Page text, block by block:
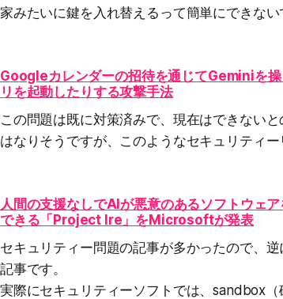
家みたいに鍵を入れ替えるって簡単にできない
Googleカレンダーの招待を通じてGeminiを
リを起動したりする攻撃手法
この問題は既に対策済みで、現在はできない
はなりそうですが、このようなセキュリティ
人間の支援なしでAIが悪意のあるソフトウェ
できる「Project Ire」をMicrosoftが発表
セキュリティー問題の記事が多かったので、
記事です。
実際にセキュリティーソフトでは、sandbox